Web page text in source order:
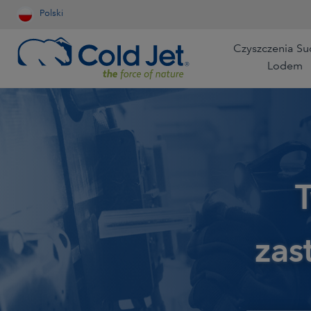
Polski
Czyszczenia
Lodem
Przemysł Lotniczy
Usługi Czyszczenia Przetwórstwo
Żywność i Napoje
Wyroby Medyczne Przemysł
Przemysł Naftowy i
Produkcja do